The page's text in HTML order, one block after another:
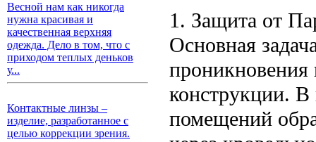
Весной нам как никогда
нужна красивая и
качественная верхняя
одежда. Дело в том, что с
приходом теплых деньков
у...
Контактные линзы –
изделие, разработанное с
целью коррекции зрения.
1. Защита от
Основная
проникновения
конструкции. В
помещений